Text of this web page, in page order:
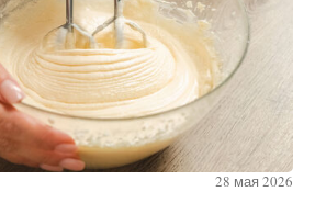
28 мая 2026